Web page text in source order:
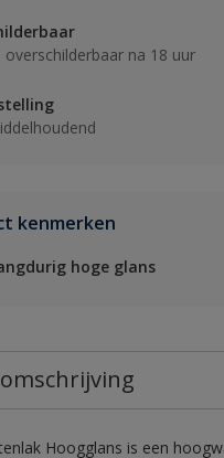
overschilderbaar na 18 uur
kenmerken
hoge glans
Hoogglans is een